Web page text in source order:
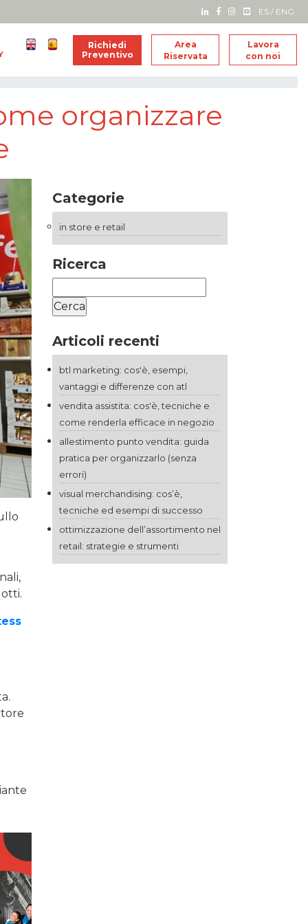
ES / ENG
Richiedi
Preventivo
Area
Riservata
Lavora
con noi
organizzare
Categorie
in store e retail
Ricerca
per:
Articoli recenti
btl marketing: cos'è, esempi,
vantaggi e differenze con atl
vendita assistita: cos'è, tecniche e
come renderla efficace in negozio
allestimento punto vendita: guida
pratica per organizzarlo (senza
errori)
visual merchandising: cos’è,
tecniche ed esempi di successo
ottimizzazione dell’assortimento nel
retail: strategie e strumenti